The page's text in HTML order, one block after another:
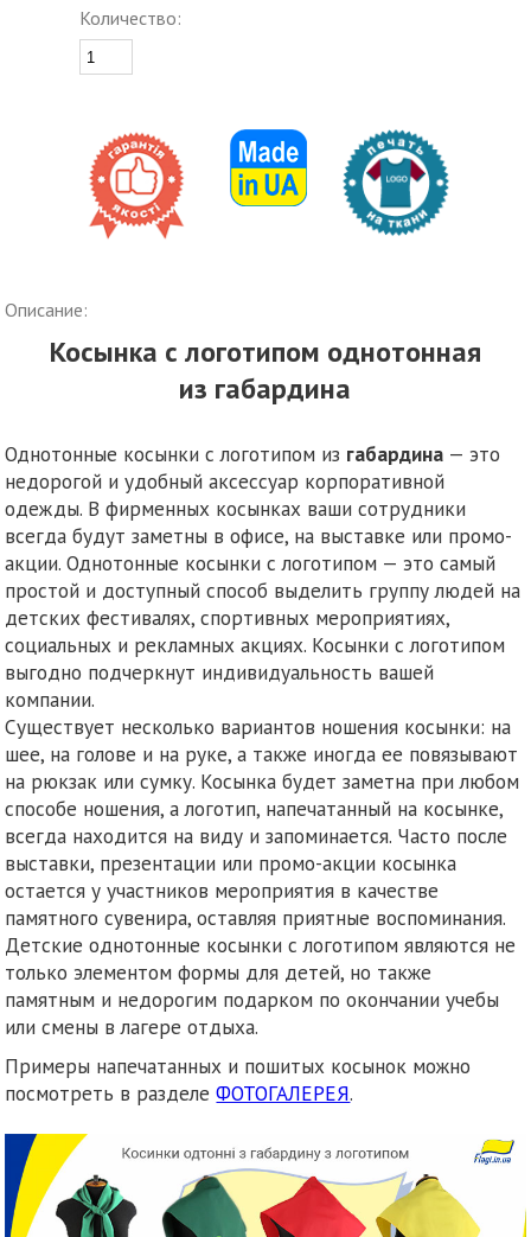
Количество:
Описание:
Косынка с логотипом однотонная
из габардина
Однотонные косынки с логотипом из габардина — это
недорогой и удобный аксессуар корпоративной
одежды. В фирменных косынках ваши сотрудники
всегда будут заметны в офисе, на выставке или промо-
акции. Однотонные косынки с логотипом — это самый
простой и доступный способ выделить группу людей на
детских фестивалях, спортивных мероприятиях,
социальных и рекламных акциях. Косынки с логотипом
выгодно подчеркнут индивидуальность вашей
компании.
Существует несколько вариантов ношения косынки: на
шее, на голове и на руке, а также иногда ее повязывают
на рюкзак или сумку. Косынка будет заметна при любом
способе ношения, а логотип, напечатанный на косынке,
всегда находится на виду и запоминается. Часто после
выставки, презентации или промо-акции косынка
остается у участников мероприятия в качестве
памятного сувенира, оставляя приятные воспоминания.
Детские однотонные косынки с логотипом являются не
только элементом формы для детей, но также
памятным и недорогим подарком по окончании учебы
или смены в лагере отдыха.
Примеры напечатанных и пошитых косынок можно
посмотреть в разделеФОТОГАЛЕРЕЯ.